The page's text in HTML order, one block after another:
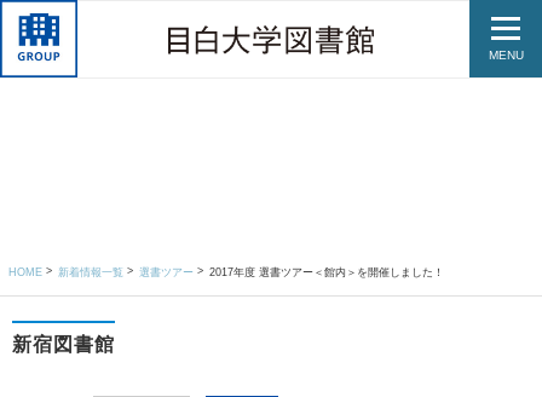
MENU
HOME 新着情報一覧 選書ツアー 2017年度 選書ツアー＜館内＞を開催しました！
新宿図書館